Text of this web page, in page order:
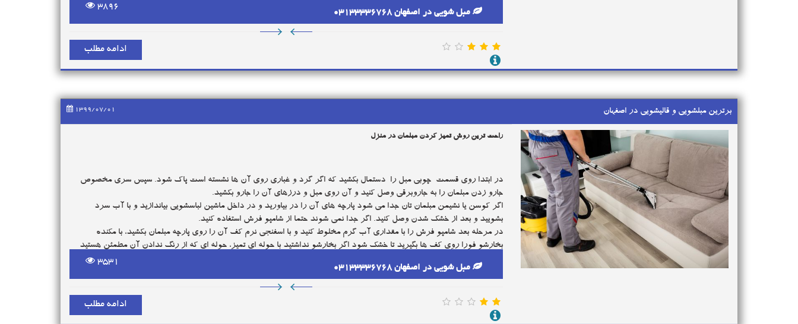
3. روش سوم : سپردن شستوشوی مبلمان به مبلشویی ها که این کار را کاملا تخصصی و با دستگاه های به روز و مرغوب ترین مواد این کار را انجام
از جمله این مراکز، مبل شویی ممتاز در اصفهان است که در سراسر اصفهان همه روزه با سرویس رایگان در اسرع وقت در خدمت شماست.
مبل شویی در اصفهان 03133336768
3896
ادامه مطلب
برترین مبلشویی و قالیشویی در اصفهان 1399/07/01
راحت ترین روش تمیز کردن مبلمان در منزل
در ابتدا روی قسمت چوبی مبل را دستمال بکشید که اگر گرد و غباری روی آن ها نشسته است پاک شود. سپس سری مخصوص
جارو زدن مبلمان را به جاروبرقی وصل کنید و آن روی مبل و درزهای آن را جارو بکشید.
اگر کوسن یا نشیمن مبلمان تان جدا می شود پارچه های آن را در بیاورید و در داخل ماشین لباسشویی بیاندازید و با آب سرد
بشویید و بعد از خشک شدن وصل کنید. اگر جدا نمی شوند حتما از شامپو فرش استفاده کنید.
در مرحله بعد شامپو فرش را با مقداری آب گرم مخلوط کنید و با اسفنجی نرم کف آن را روی پارچه مبلمان بکشید، با مکنده
بخارشو فورا روی کف ها بگیرید تا خشک شود اگر بخارشو نداشتید با حوله ای تمیز، حوله ای که از رنگ ندادن آن مطمئن هستید
از تمیز شدن مبلمانتان اطمینان حاصل کنید اگر تمیز نشده بود دوباره این کار را تکرار کنید، مبل ها را از پشت پنجره در آفتاب قرار
بدهید تا زودتر خشک شوند. مبل هایی که شامپو فرش کشیده اید هرگز در هوای آزاد قرار ندهید زیرا سریع گرد و غبار و کثیفی
را به خود جذب می کنند.
مبل شویی در اصفهان 03133336768
3531
ادامه مطلب